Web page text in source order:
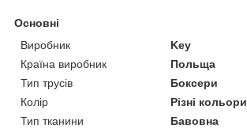
Основні
Виробник
Key
Країна виробник
Польща
Тип трусів
Боксери
Колір
Різні кольори
Тип тканини
Бавовна